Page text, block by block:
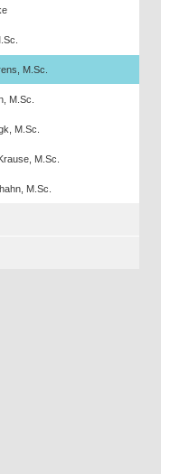
M.Sc.
M.Sc.
M.Sc.
M.Sc.
M.Sc.